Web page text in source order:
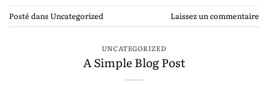
Posté dansUncategorized Laissez un commentaire
UNCATEGORIZED
A Simple Blog Post